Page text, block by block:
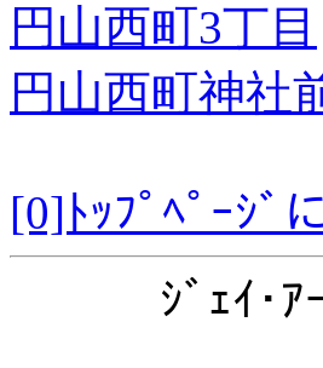
円山西町3丁目
円山西町神社
[0]ﾄｯﾌﾟﾍﾟｰｼﾞ
ｼﾞｪｲ･